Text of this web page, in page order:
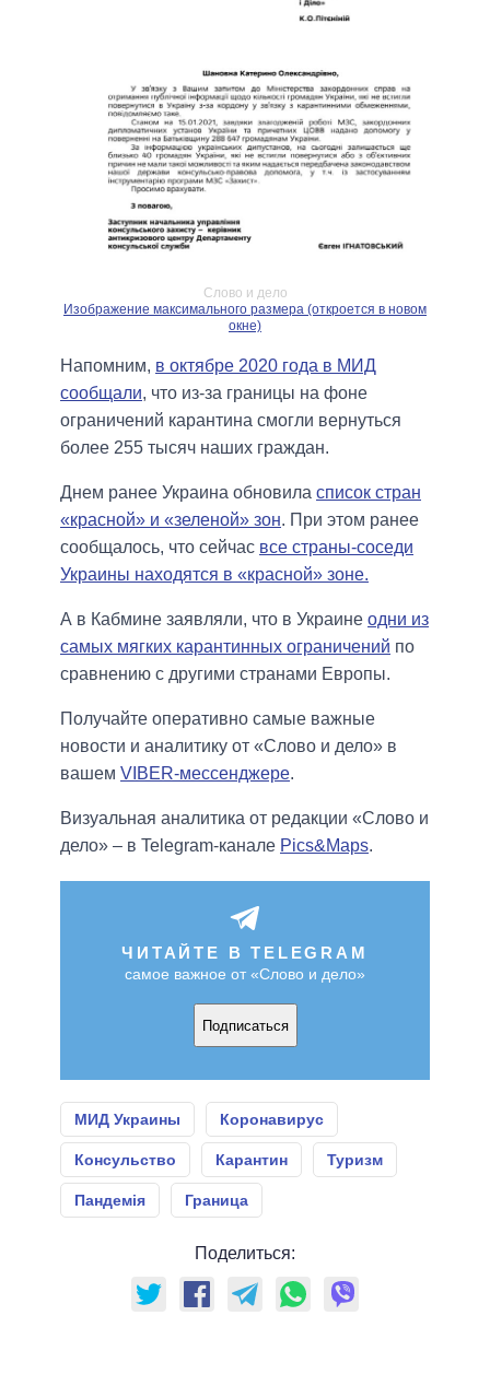
Слово и дело
Изображение максимального размера (откроется в новом
окне)
Напомним, в октябре 2020 года в МИД
сообщали, что из-за границы на фоне
ограничений карантина смогли вернуться
более 255 тысяч наших граждан.
Днем ранее Украина обновила список стран
«красной» и «зеленой» зон. При этом ранее
сообщалось, что сейчас все страны-соседи
Украины находятся в «красной» зоне.
А в Кабмине заявляли, что в Украине одни из
самых мягких карантинных ограничений по
сравнению с другими странами Европы.
Получайте оперативно самые важные
новости и аналитику от «Слово и дело» в
вашем VIBER-мессенджере.
Визуальная аналитика от редакции «Слово и
дело» – в Telegram-канале Pics&Maps.
ЧИТАЙТЕ В TELEGRAM
самое важное от «Слово и дело»
Подписаться
МИД Украины Коронавирус
Консульство Карантин Туризм
Пандемія Граница
Поделиться: